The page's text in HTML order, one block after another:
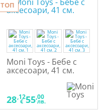
ТОП
Moni Toys - Бебе с
аксесоари, 41 см.
28,12
€ 55,00
лв.